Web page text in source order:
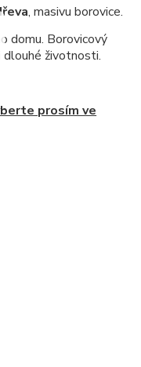
, masivu borovice.
domu. Borovicový
dlouhé životnosti.
prosím ve